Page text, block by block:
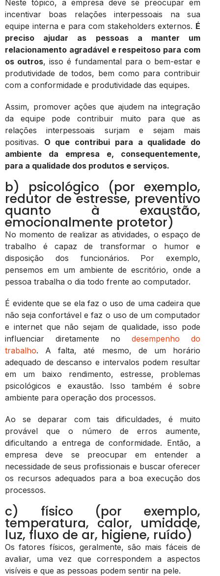
Neste tópico, a empresa deve se preocupar em
incentivar boas relações interpessoais na sua
equipe interna e para com stakeholders externos. É
preciso ajudar as pessoas a manter um
relacionamento agradável e respeitoso para com
os outros, isso é fundamental para o bem-estar e
produtividade de todos, bem como para contribuir
com a conformidade e produtividade das equipes.
Assim, promover ações que ajudem na integração
da equipe pode contribuir muito para que as
relações interpessoais surjam e sejam mais
positivas. O que contribui para a qualidade do
ambiente da empresa e, consequentemente,
para a qualidade dos produtos e serviços.
b) psicológico (por exemplo,
redutor de estresse, preventivo
quanto à exaustão,
emocionalmente protetor)
No momento de realizar as atividades, o espaço de
trabalho é capaz de transformar o humor e
disposição dos funcionários. Por exemplo,
pensemos em um ambiente de escritório, onde a
pessoa trabalha o dia todo frente ao computador.
É evidente que se ela faz o uso de uma cadeira que
não seja confortável e faz o uso de um computador
e internet que não sejam de qualidade, isso pode
influenciar diretamente no desempenho do
trabalho. A falta, até mesmo, de um horário
adequado de descanso e intervalos podem resultar
em um baixo rendimento, estresse, problemas
psicológicos e exaustão. Isso também é sobre
ambiente para operação dos processos.
Ao se deparar com tais dificuldades, é muito
provável que o número de erros aumente,
dificultando a entrega de conformidade. Então, a
empresa deve se preocupar em entender a
necessidade de seus profissionais e buscar oferecer
os recursos adequados para a boa execução dos
processos.
c) físico (por exemplo,
temperatura, calor, umidade,
luz, fluxo de ar, higiene, ruído)
Os fatores físicos, geralmente, são mais fáceis de
avaliar, uma vez que correspondem a aspectos
visíveis e que as pessoas podem sentir na pele.